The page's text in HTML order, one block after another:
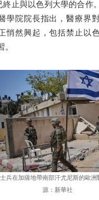
止與以色列大學的合作
學院院長指出，醫療界
悄然興起，包括禁止以
。
兵在加薩地帶南部汗尤尼斯的歐洲
源：新華社